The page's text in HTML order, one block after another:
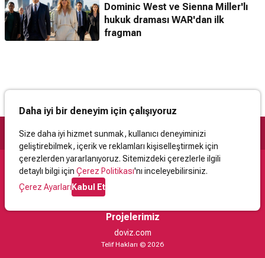
Dominic West ve Sienna Miller'lı
hukuk draması WAR'dan ilk
fragman
Daha iyi bir deneyim için çalışıyoruz
Size daha iyi hizmet sunmak, kullanıcı deneyiminizi
geliştirebilmek, içerik ve reklamları kişiselleştirmek için
çerezlerden yararlanıyoruz. Sitemizdeki çerezlerle ilgili
detaylı bilgi için Çerez Politikası'nı inceleyebilirsiniz.
Çerez AyarlarıKabul Et
Destek
İletişimYardımKullanıcı Sözleşmesi
Projelerimiz
doviz.com
Telif Hakları © 2026